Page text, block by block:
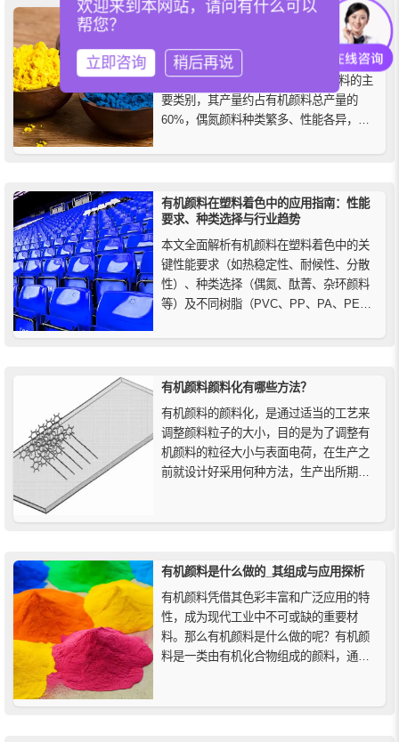
偶氮颜料是什么，按其化学结构有哪些分
偶氮颜料是指化学结构中含有偶氮基团(-
n=n-)的有机颜料，氮颜料是有机颜料的主
要类别，其产量约占有机颜料总产量的
60%，偶氮颜料种类繁多、性能各异，按
色淀颜料和偶氮缩合颜料等。
有机颜料在塑料着色中的应用指南：性能
要求、种类选择与行业趋势
本文全面解析有机颜料在塑料着色中的关
键性能要求（如热稳定性、耐候性、分散
性）、种类选择（偶氮、酞菁、杂环颜料
等）及不同树脂（PVC、PP、PA、PET
颜料的发展趋势，助力塑料行业优化着色
有机颜料颜料化有哪些方法？
有机颜料的颜料化，是通过适当的工艺来
调整颜料粒子的大小，目的是为了调整有
机颜料的粒径大小与表面电荷，在生产之
前就设计好采用何种方法，生产出所期望
有机颜料是什么做的_其组成与应用探析
有机颜料凭借其色彩丰富和广泛应用的特
性，成为现代工业中不可或缺的重要材
料。那么有机颜料是什么做的呢？有机颜
料是一类由有机化合物组成的颜料，通常
欢迎来到本网站，请问有什么可以
帮您？
立即咨询 稍后再说